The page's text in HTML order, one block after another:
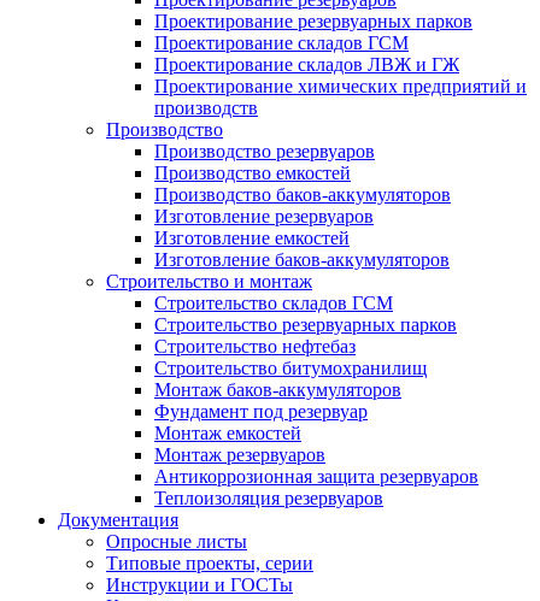
Проектирование резервуарных парков
Проектирование складов ГСМ
Проектирование складов ЛВЖ и ГЖ
Проектирование химических предприятий и
производств
Производство
Производство резервуаров
Производство емкостей
Производство баков-аккумуляторов
Изготовление резервуаров
Изготовление емкостей
Изготовление баков-аккумуляторов
Строительство и монтаж
Строительство складов ГСМ
Строительство резервуарных парков
Строительство нефтебаз
Строительство битумохранилищ
Монтаж баков-аккумуляторов
Фундамент под резервуар
Монтаж емкостей
Монтаж резервуаров
Антикоррозионная защита резервуаров
Теплоизоляция резервуаров
Документация
Опросные листы
Типовые проекты, серии
Инструкции и ГОСТы